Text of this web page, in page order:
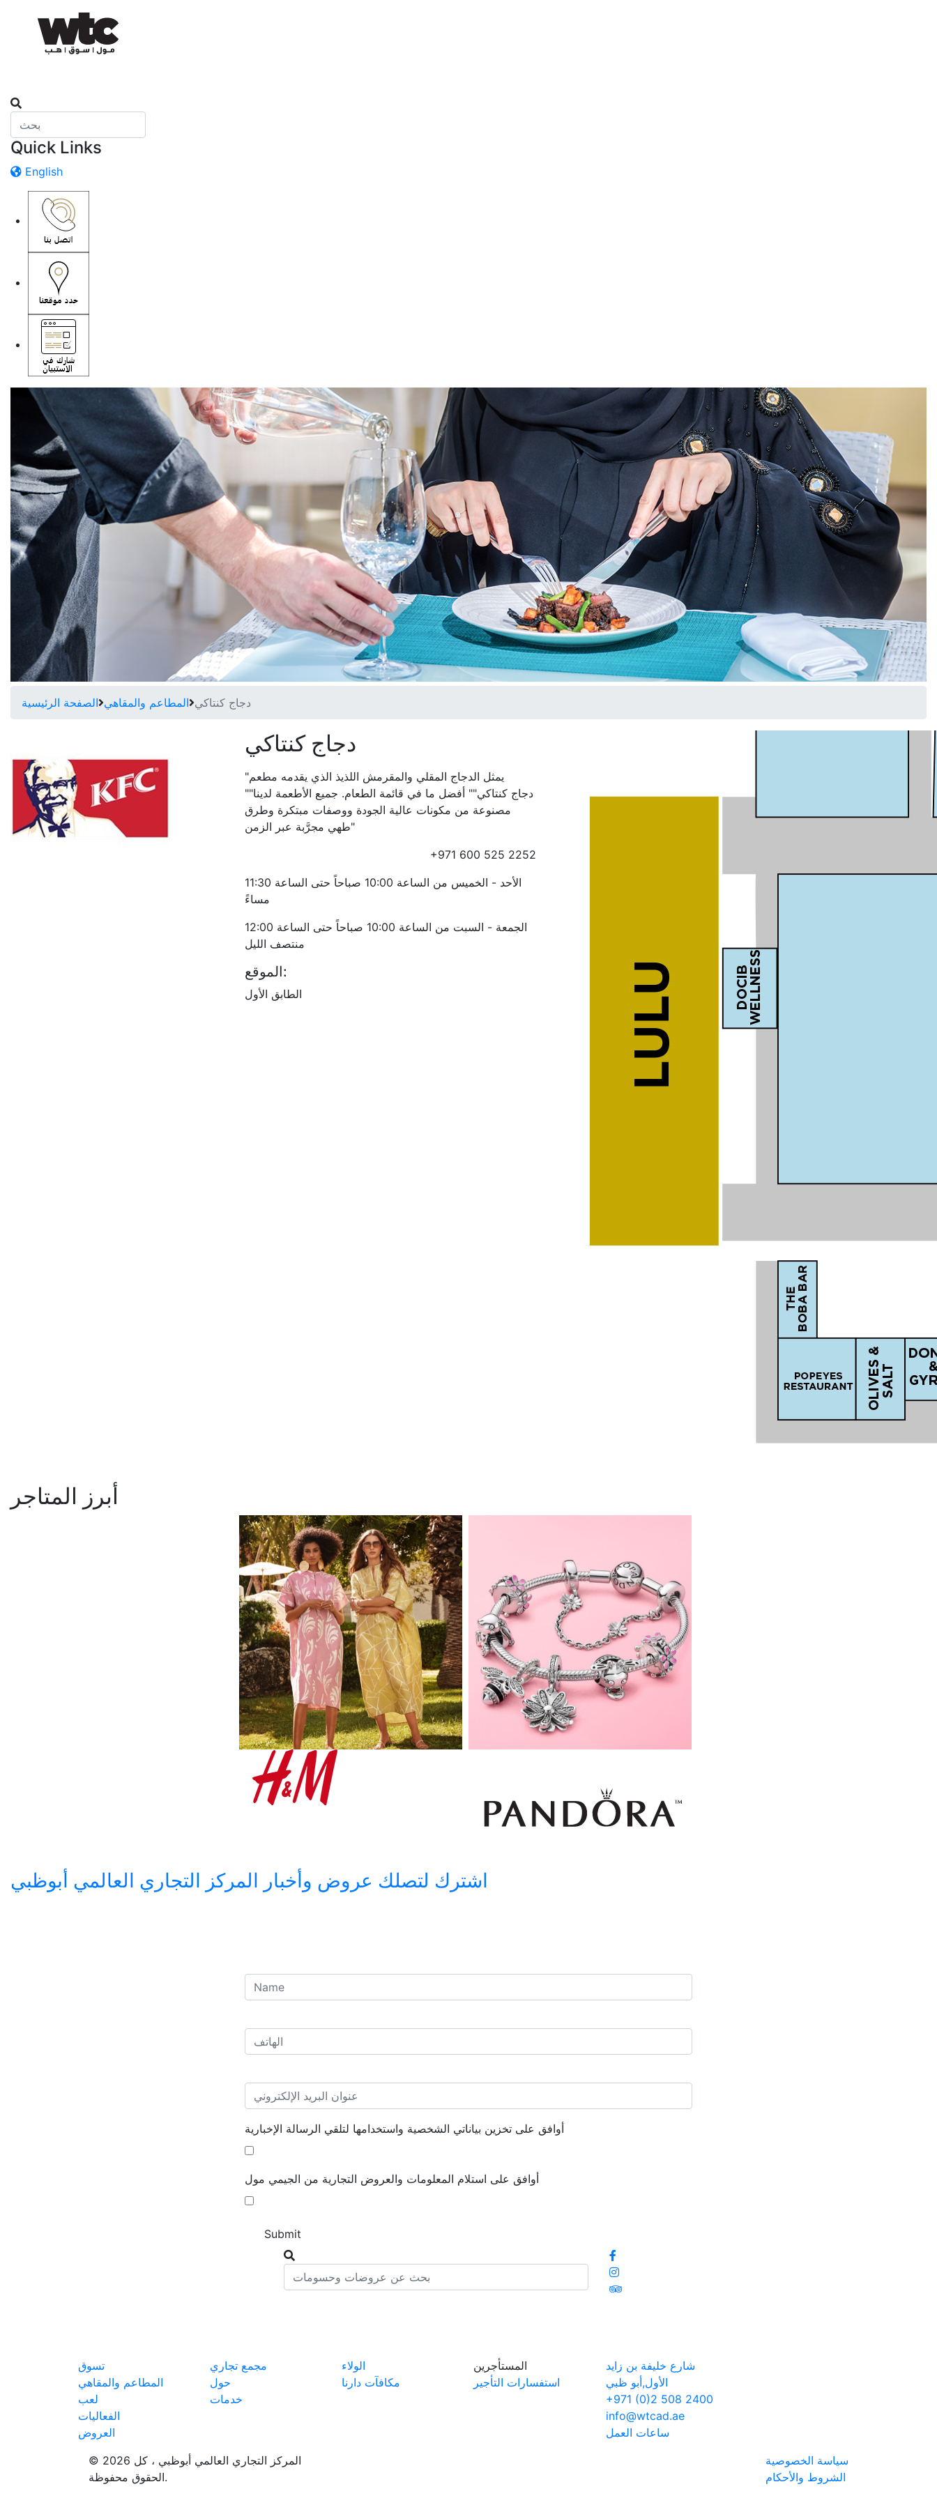
Quick Links
English
الصفحة الرئيسية المطاعم والمقاهي دجاج كنتاكي
دجاج كنتاكي
"يمثل الدجاج المقلي والمقرمش اللذيذ الذي يقدمه مطعم
""دجاج كنتاكي"" أفضل ما في قائمة الطعام. جميع الأطعمة لدينا
مصنوعة من مكونات عالية الجودة ووصفات مبتكرة وطرق
طهي مجرَّبة عبر الزمن"
+971 600 525 2252
الأحد - الخميس من الساعة 10:00 صباحاً حتى الساعة 11:30
مساءً
الجمعة - السبت من الساعة 10:00 صباحاً حتى الساعة 12:00
منتصف الليل
الموقع:
الطابق الأول
أبرز المتاجر
اشترك لتصلك عروض وأخبار المركز التجاري العالمي أبوظبي
أوافق على تخزين بياناتي الشخصية واستخدامها لتلقي الرسالة الإخبارية
أوافق على استلام المعلومات والعروض التجارية من الجيمي مول
تسوق
المطاعم والمقاهي
لعب
الفعاليات
العروض
مجمع تجاري
حول
خدمات
الولاء
مكافآت دارنا
المستأجرين
استفسارات التأجير
شارع خليفة بن زايد
الأول,أبو ظبي
+971 (0)2 508 2400
info@wtcad.ae
ساعات العمل
© 2026 المركز التجاري العالمي أبوظبي ، كل
الحقوق محفوظة.
سياسة الخصوصية
الشروط والأحكام